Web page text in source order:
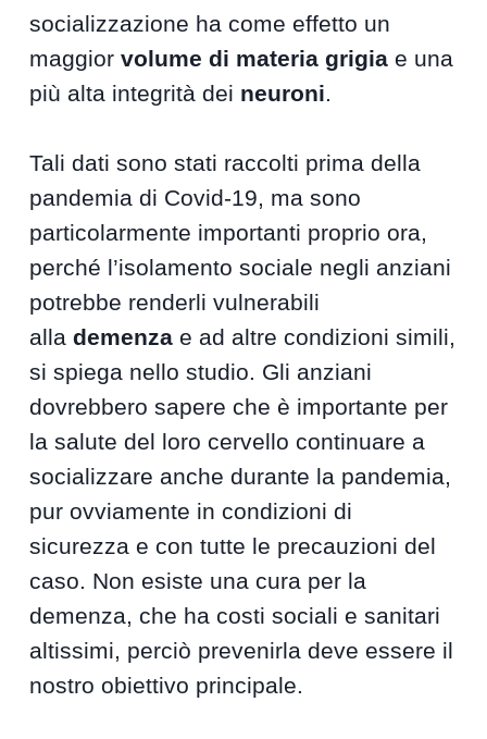
socializzazione ha come effetto un
maggiorvolume di materia grigia e una
più alta integrità dei neuroni.
Tali dati sono stati raccolti prima della
pandemia di Covid-19, ma sono
particolarmente importanti proprio ora,
perché l’isolamento sociale negli anziani
potrebbe renderli vulnerabili
allademenza e ad altre condizioni simili,
si spiega nello studio. Gli anziani
dovrebbero sapere che è importante per
la salute del loro cervello continuare a
socializzare anche durante la pandemia,
pur ovviamente in condizioni di
sicurezza e con tutte le precauzioni del
caso. Non esiste una cura per la
demenza, che ha costi sociali e sanitari
altissimi, perciò prevenirla deve essere il
nostro obiettivo principale.